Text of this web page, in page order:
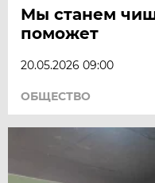
Мы станем
поможет
20.05.2026 09:00
ОБЩЕСТВО